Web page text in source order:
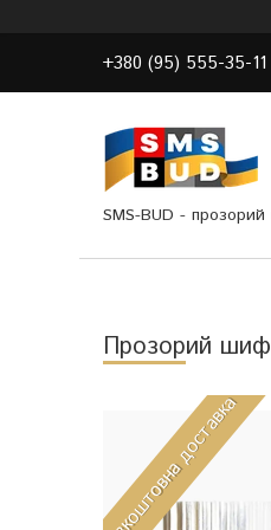
+380 (95) 555-35-11
SMS-BUD -
Прозорий
Безкоштовна доставка